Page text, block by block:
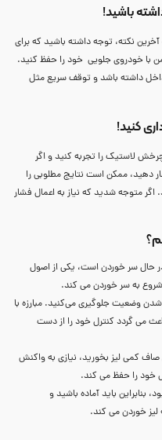
باشید!
نکته، توجه داشته باشید که برای
با خودروی جلویی خود را حفظ کنید.
داشته باشد و توقف سریع مثل
کنید!
لاستیک را تجربه کنید و اگر
دهید، ممکن است نتایج مطلوبی را
اگر متوجه شدید که نیاز به اعمال فشار
حال سر خوردن است، یکی از اصول
به سر خوردن می کند.
شدن وضعیت جلوگیری می‌کنید. مبارزه با
می گردد کنترل خود را از دست
صاف کمی لیز بخورید، نیازی به واکنش
خود را حفظ می کند.
باید آماده باشید و
خوردن می کند.